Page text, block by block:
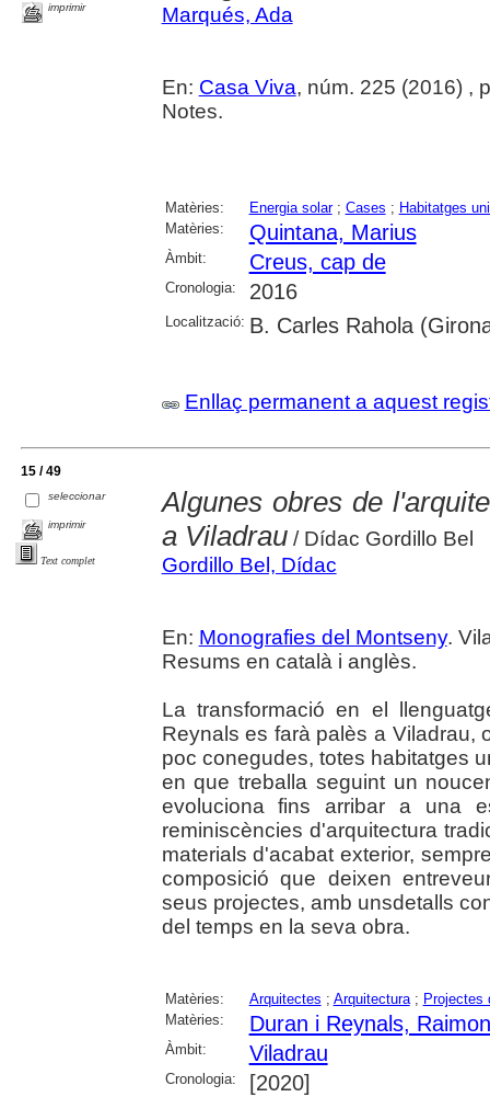
imprimir
Marqués, Ada
En: Casa Viva, núm. 225 (2016) ,
Notes.
Matèries: Energia solar; Cases ; Habitatges
Matèries:
Quintana, Marius
Àmbit: Creus, cap de
Cronologia: 2016
Localització: B. Carles Rahola
Enllaç permanent a aquest
15 / 49
seleccionar
imprimir
Text complet
Algunes obres de
a Viladrau/ Dídac Gordillo Bel
Gordillo Bel, Dídac
En: Monografies del Montseny.
Resums en català i anglès.
La transformació en el
Reynals es farà palès a Viladrau,
poc conegudes, totes habitatges
en que treballa seguint un
evoluciona fins arribar a una
reminiscències d'arquitectura
materials d'acabat exterior,
composició que deixen
seus projectes, amb unsdetalls
del temps en la seva obra.
Matèries: Arquitectes ; Arquitectura; Projectes
Matèries:
Duran i Reynals, Raimon
Àmbit: Viladrau
Cronologia: [2020]